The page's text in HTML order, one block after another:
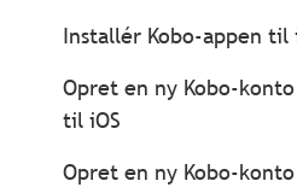
Installér Kobo-appen til
Opret en ny Kobo-
til iOS
Opret en ny Kobo-